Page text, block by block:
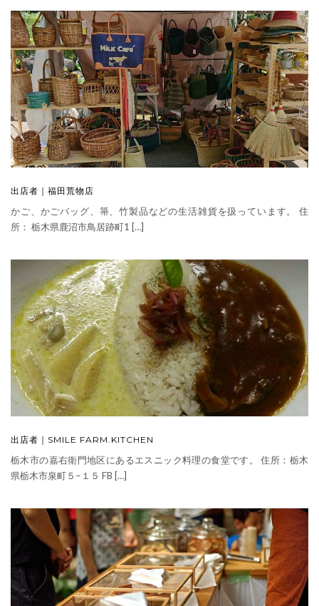
出店者｜福田荒物店
かご、かごバッグ、箒、竹製品などの生活雑貨を扱っています。 住
所： 栃木県鹿沼市鳥居跡町1 […]
出店者｜SMILE FARM.KITCHEN
栃木市の嘉右衛門地区にあるエスニック料理の食堂です。 住所：栃木
県栃木市泉町５−１５ FB […]